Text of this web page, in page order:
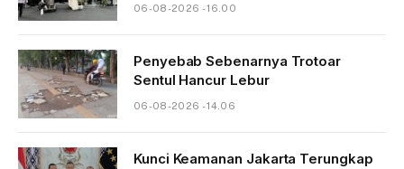
06-08-2026 - 16.00
Penyebab Sebenarnya Trotoar
Sentul Hancur Lebur
06-08-2026 - 14.06
Kunci Keamanan Jakarta Terungkap